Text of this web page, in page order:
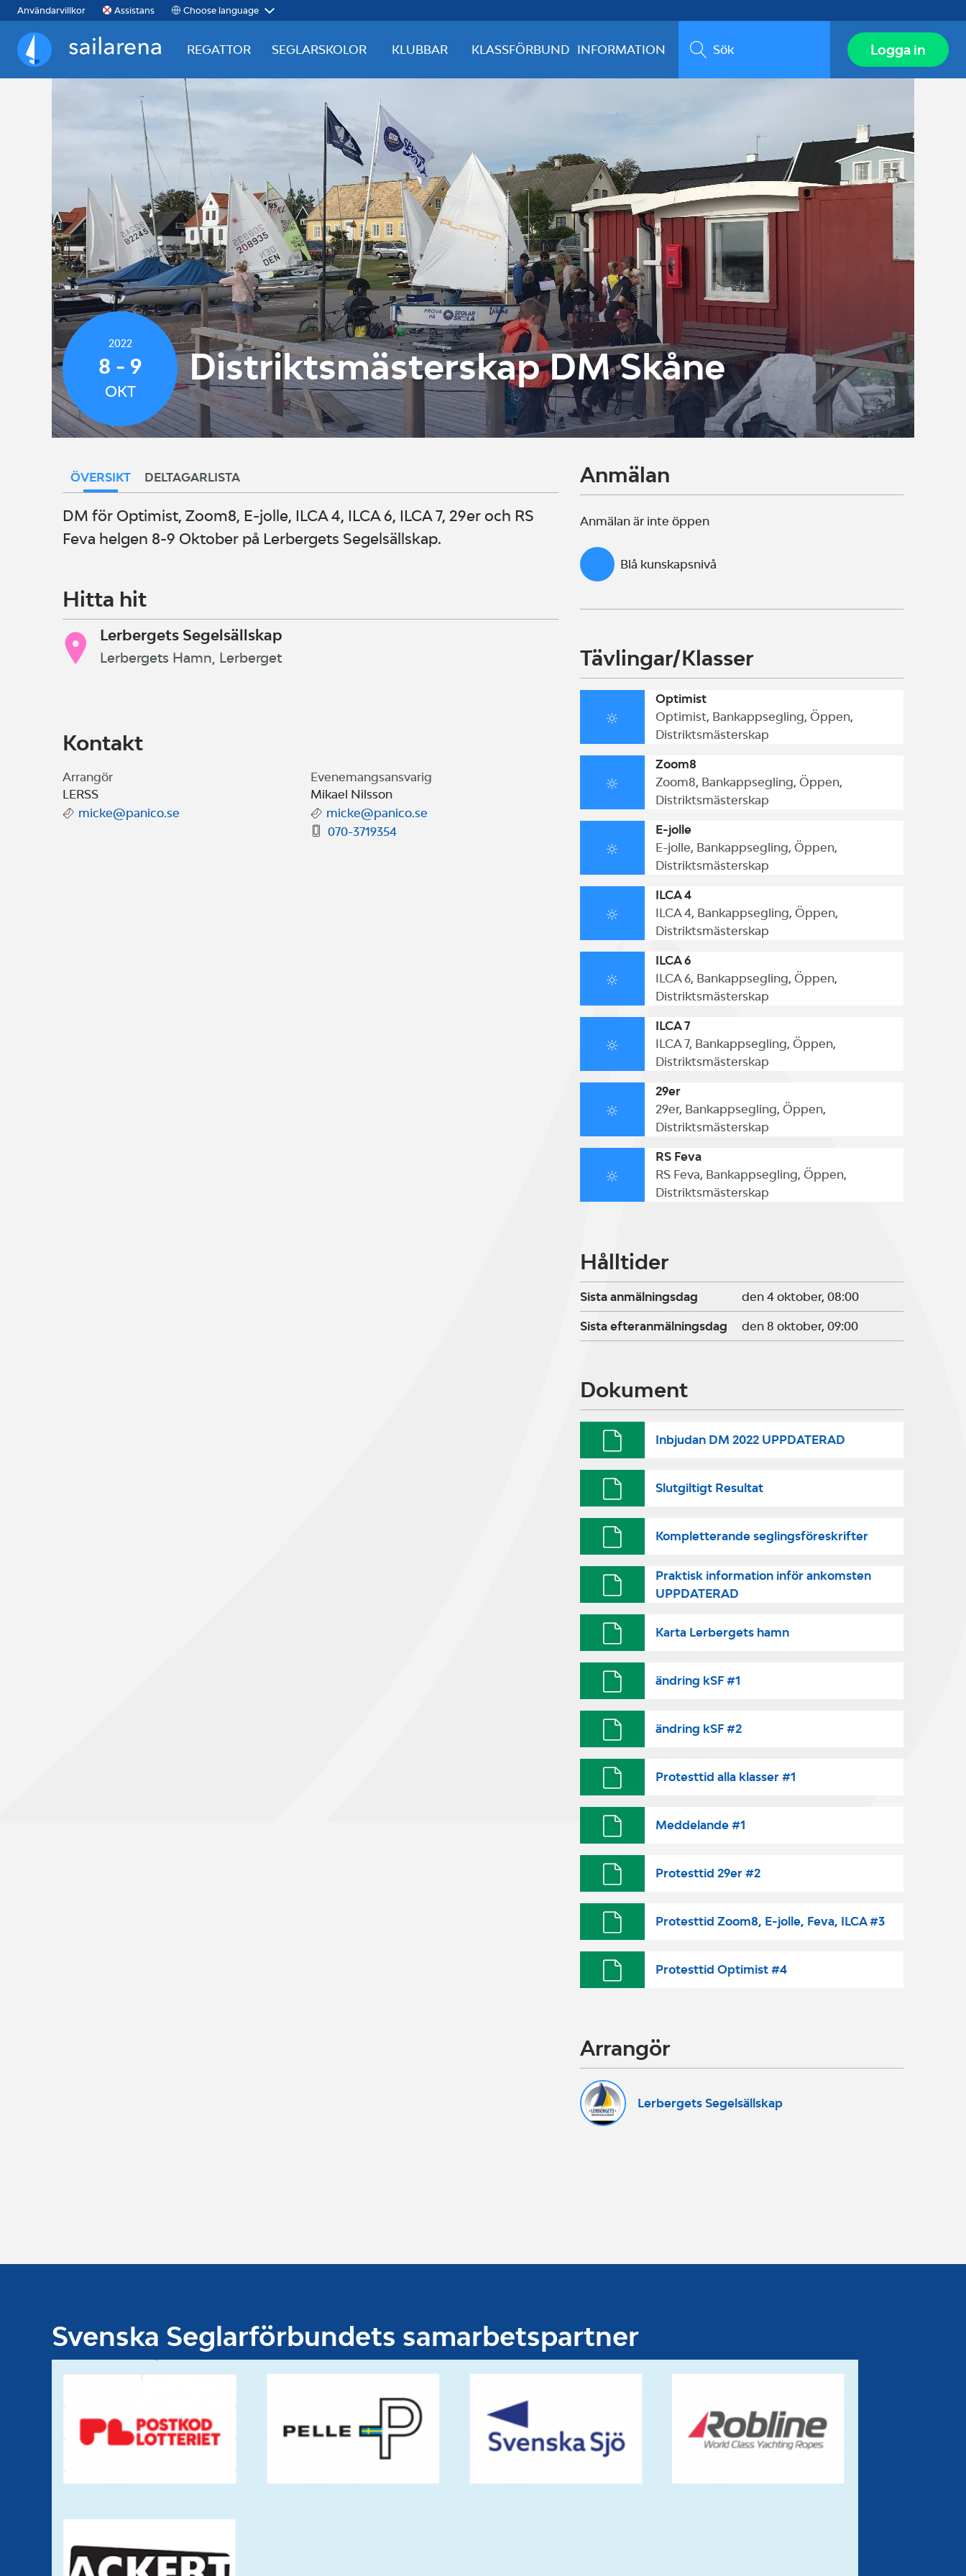
Användarvillkor Assistans Choose language
Sailarena
REGATTOR SEGLARSKOLOR KLUBBAR KLASSFÖRBUND INFORMATION Sök Logga in
2022
8 - 9
OKT
Distriktsmästerskap DM Skåne
ÖVERSIKT DELTAGARLISTA
DM för Optimist, Zoom8, E-jolle, ILCA 4, ILCA 6, ILCA 7, 29er och RS
Feva helgen 8-9 Oktober på Lerbergets Segelsällskap.
Hitta hit
Lerbergets Segelsällskap
Lerbergets Hamn, Lerberget
Kontakt
Arrangör
LERSS
micke@panico.se
Evenemangsansvarig
Mikael Nilsson
micke@panico.se
070-3719354
Anmälan
Anmälan är inte öppen
Blå kunskapsnivå
Tävlingar/Klasser
Optimist
Optimist, Bankappsegling, Öppen,
Distriktsmästerskap
Zoom8
Zoom8, Bankappsegling, Öppen,
Distriktsmästerskap
E-jolle
E-jolle, Bankappsegling, Öppen,
Distriktsmästerskap
ILCA 4
ILCA 4, Bankappsegling, Öppen,
Distriktsmästerskap
ILCA 6
ILCA 6, Bankappsegling, Öppen,
Distriktsmästerskap
ILCA 7
ILCA 7, Bankappsegling, Öppen,
Distriktsmästerskap
29er
29er, Bankappsegling, Öppen,
Distriktsmästerskap
RS Feva
RS Feva, Bankappsegling, Öppen,
Distriktsmästerskap
Hålltider
Sista anmälningsdag den 4 oktober, 08:00
Sista efteranmälningsdag den 8 oktober, 09:00
Dokument
Inbjudan DM 2022 UPPDATERAD
Slutgiltigt Resultat
Kompletterande seglingsföreskrifter
Praktisk information inför ankomsten
UPPDATERAD
Karta Lerbergets hamn
ändring kSF #1
ändring kSF #2
Protesttid alla klasser #1
Meddelande #1
Protesttid 29er #2
Protesttid Zoom8, E-jolle, Feva, ILCA #3
Protesttid Optimist #4
Arrangör
Lerbergets Segelsällskap
Svenska Seglarförbundets samarbetspartner